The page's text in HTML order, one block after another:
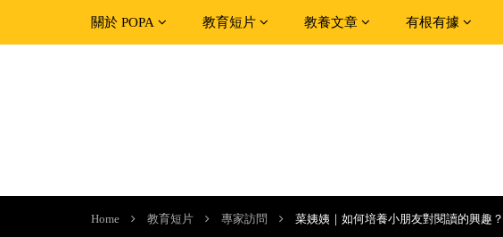
關於 POPA 教育短片 教養文章 有根有據
Home 教育短片 專家訪問 菜姨姨｜如何培養小朋友對閱讀的興趣？